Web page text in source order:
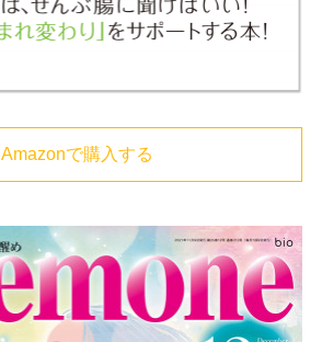
Amazonで購入する